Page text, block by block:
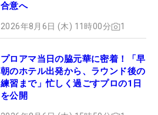
合意へ
2026年8月6日 (木) 11時00分 1
プロアマ当日の脇元華に密着！「早
朝のホテル出発から、ラウンド後の
練習まで」忙しく過ごすプロの1日
を公開